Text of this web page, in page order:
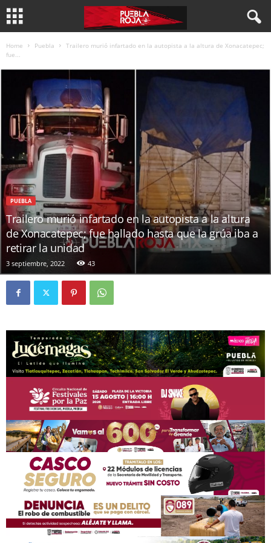
Home Puebla
Trailero murió infartado en la autopista a la altura de Xonacatepec;
fue...
PUEBLA
Trailero murió infartado en la autopista a la altura
de Xonacatepec; fue hallado hasta que la grúa iba a
retirar la unidad
3 septiembre, 2022 43